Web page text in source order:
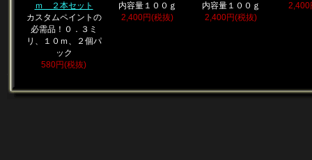
ｍ ２本セット
カスタムペイントの
必需品！０．３ミ
リ、１０ｍ、２個パ
ック
580円(税抜)
内容量１００ｇ
2,400円(税抜)
内容量１００ｇ
2,400円(税抜)
2,400